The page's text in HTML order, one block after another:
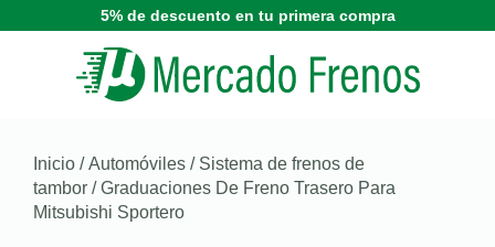
5% de descuento en tu primera compra
Inicio /Automóviles / Sistema de frenos de
tambor / Graduaciones De Freno Trasero Para
Mitsubishi Sportero